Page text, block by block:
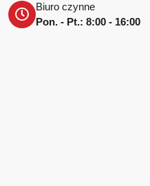
Biuro czynne
Pon. - Pt.: 8:00 - 16:00